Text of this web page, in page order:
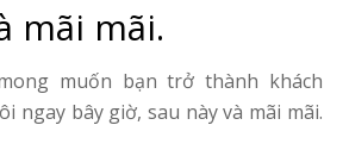
mãi mãi.
muốn bạn trở thành khách
ngay bây giờ, sau này và mãi mãi.